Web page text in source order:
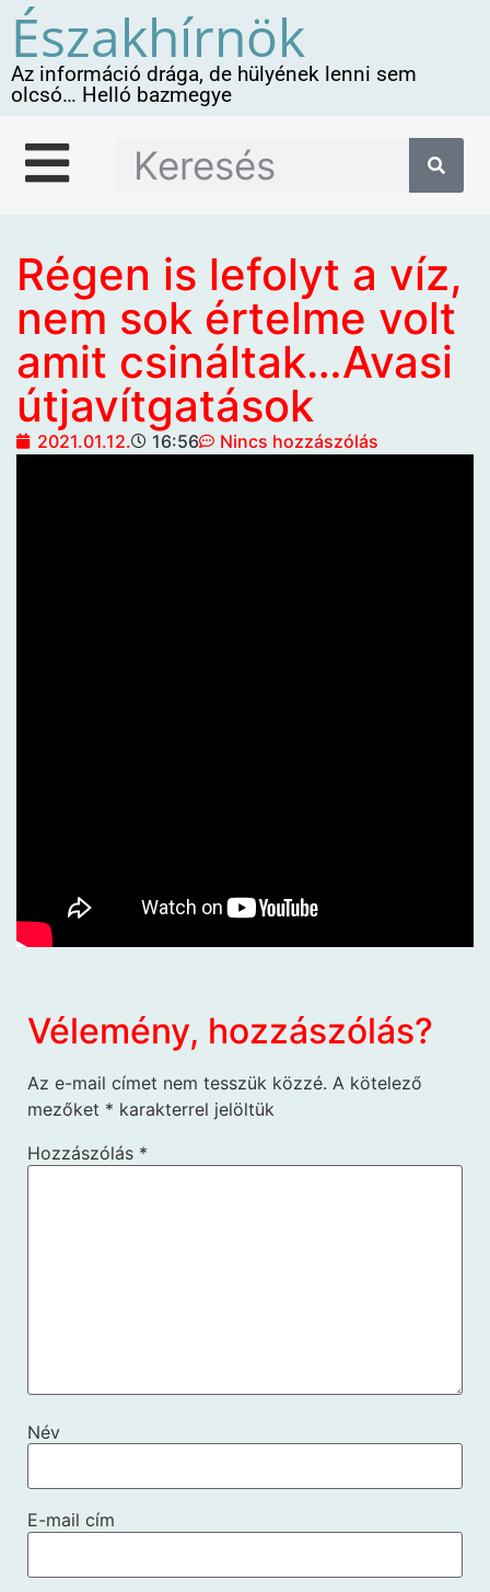
Északhírnök
Az információ drága, de hülyének lenni sem
olcsó… Helló bazmegye
Régen is lefolyt a víz,
nem sok értelme volt
amit csináltak…Avasi
útjavítgatások
2021.01.12. 16:56 Nincs hozzászólás
Vélemény, hozzászólás?
Az e-mail címet nem tesszük közzé. A kötelező
mezőket * karakterrel jelöltük
Hozzászólás *
Név
E-mail cím